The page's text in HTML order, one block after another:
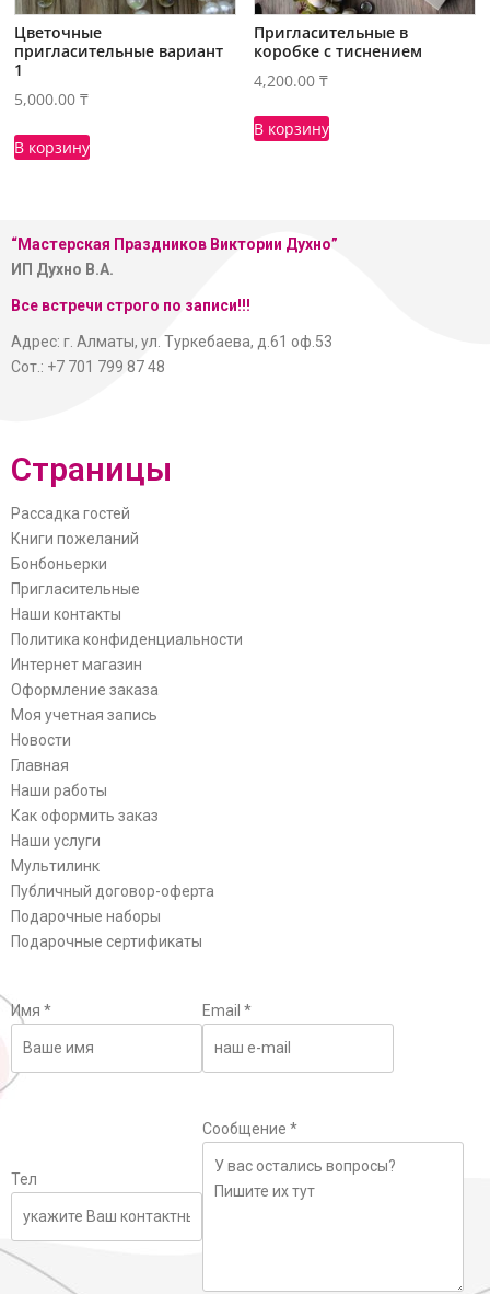
Цветочные
пригласительные вариант
1
5,000.00₸
В корзину
Пригласительные в
коробке с тиснением
4,200.00₸
В корзину
“Мастерская Праздников Виктории Духно”
ИП Духно В.А.
Все встречи строго по записи!!!
Адрес: г. Алматы, ул. Туркебаева, д.61 оф.53
Сот.: +7 701 799 87 48
Страницы
Рассадка гостей
Книги пожеланий
Бонбоньерки
Пригласительные
Наши контакты
Политика конфиденциальности
Интернет магазин
Оформление заказа
Моя учетная запись
Новости
Главная
Наши работы
Как оформить заказ
Наши услуги
Мультилинк
Публичный договор-оферта
Подарочные наборы
Подарочные сертификаты
Имя * Email *
Тел
Сообщение *